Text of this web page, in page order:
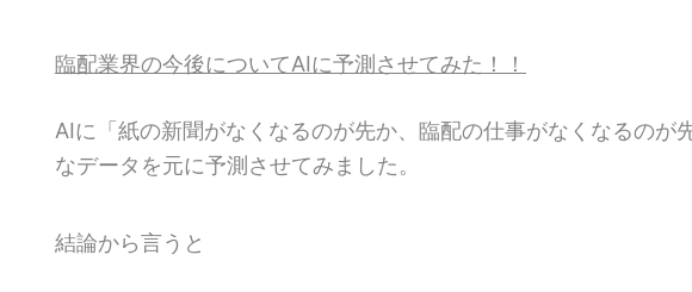
臨配業界の今後についてAIに予測させてみた！！
AIに「紙の新聞がなくなるのが先か、臨配の仕事がなくなるのが
なデータを元に予測させてみました。
結論から言うと